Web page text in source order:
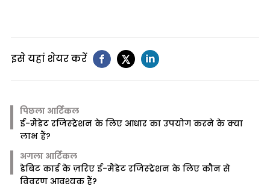
इसे यहां शेयर करें
पिछला आर्टिकल
ई-मैंडेट रजिस्ट्रेशन के लिए आधार का उपयोग करने के क्या
लाभ हैं?
अगला आर्टिकल
डेबिट कार्ड के ज़रिए ई-मैंडेट रजिस्ट्रेशन के लिए कौन से
विवरण आवश्यक हैं?